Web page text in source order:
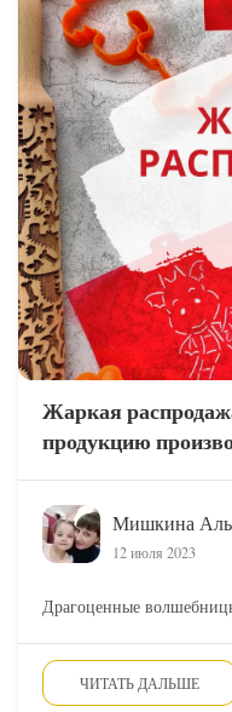
Жаркая
продукцию
Мишкина
12 июля 2023
Драгоценные
ЧИТАТЬ ДАЛЬШЕ